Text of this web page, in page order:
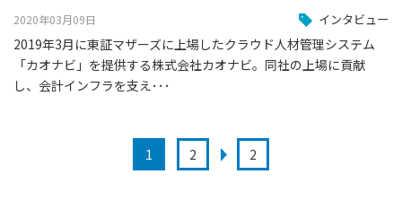
2020年03月09日 インタビュー
2019年3月に東証マザーズに上場したクラウド人材管理システム
「カオナビ」を提供する株式会社カオナビ。同社の上場に貢献
し、会計インフラを支え･･･
1 2 2